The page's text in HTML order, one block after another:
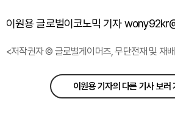
이원용 글로벌이코노믹 기자
<저작권자 © 글로벌게이머즈, 무단전재 및 재
이원용 기자의 다른 기사 보러